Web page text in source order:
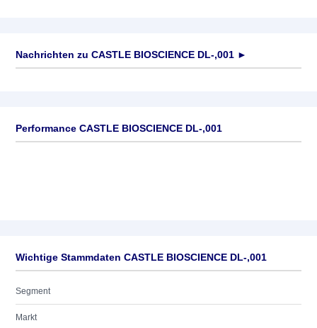
Nachrichten zu CASTLE BIOSCIENCE DL-,001 ►
Performance CASTLE BIOSCIENCE DL-,001
Wichtige Stammdaten CASTLE BIOSCIENCE DL-,001
Segment
Markt